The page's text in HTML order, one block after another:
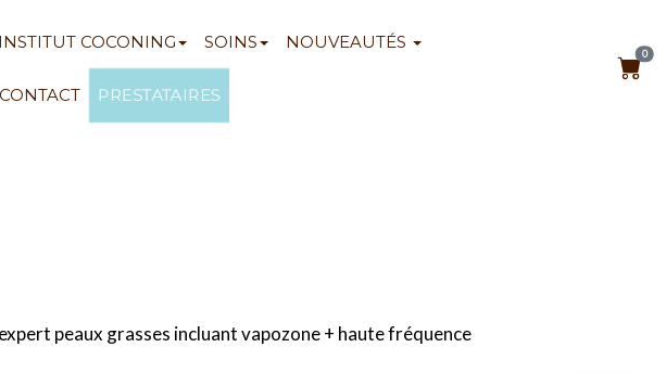
INSTITUT COCONING SOINS NOUVEAUTÉS
CONTACT PRESTATAIRES
0
peaux grasses incluant vapozone + haute fréquence